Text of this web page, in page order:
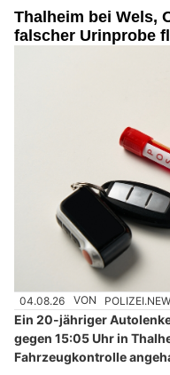
Thalheim bei Wels,
falscher Urinprobe
04.08.26 VON
Ein 20-jähriger
gegen 15:05 Uhr in
Fahrzeugkontrolle